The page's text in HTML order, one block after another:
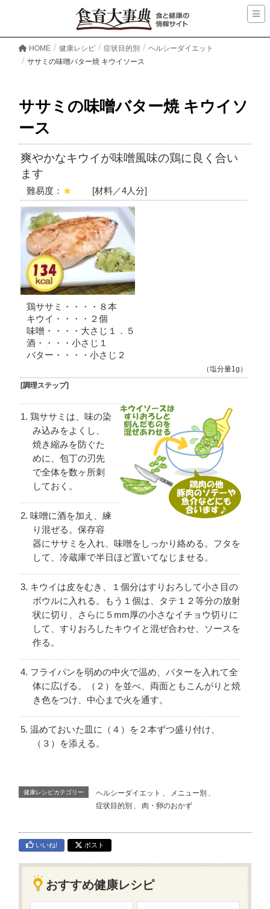
HOME 健康レシピ 症状目的別
ヘルシーダイエット
ササミの味噌バター焼 キウイソース
ササミの味噌バター焼 キウイソ
ース
爽やかなキウイが味噌風味の鶏に良く合い
ます
難易度： ★ [材料／4人分]
鶏ササミ・・・・８本
キウイ・・・・２個
味噌・・・・大さじ１．５
酒・・・・小さじ１
バター・・・・小さじ２
（塩分量1g）
[調理ステップ]
鶏ササミは、味の染
み込みをよくし、
焼き縮みを防ぐた
めに、包丁の刃先
で全体を数ヶ所刺
しておく。
味噌に酒を加え、練
り混ぜる。保存容
器にササミを入れ、味噌をしっかり絡める。フタを
して、冷蔵庫で半日ほど置いてなじませる。
キウイは皮をむき、１個分はすりおろして小さ目の
ボウルに入れる。もう１個は、タテ１２等分の放射
状に切り、さらに５mm厚の小さなイチョウ切りに
して、すりおろしたキウイと混ぜ合わせ、ソースを
作る。
フライパンを弱めの中火で温め、バターを入れて全
体に広げる。（２）を並べ、両面ともこんがりと焼
き色をつけ、中心まで火を通す。
温めておいた皿に（４）を２本ずつ盛り付け、
（３）を添える。
健康レシピカテゴリー ヘルシーダイエット 、 メニュー別 、
症状目的別 、 肉・卵のおかず
いいね! ポスト
おすすめ健康レシピ